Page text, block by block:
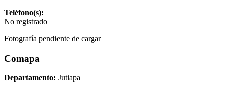
Teléfono(s):
No registrado
Fotografía pendiente de cargar
Comapa
Departamento: Jutiapa